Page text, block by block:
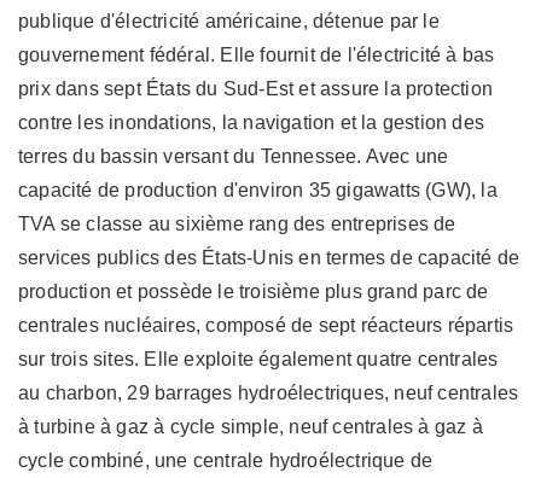
publique d'électricité américaine, détenue par le
gouvernement fédéral. Elle fournit de l'électricité à bas
prix dans sept États du Sud-Est et assure la protection
contre les inondations, la navigation et la gestion des
terres du bassin versant du Tennessee. Avec une
capacité de production d'environ 35 gigawatts (GW), la
TVA se classe au sixième rang des entreprises de
services publics des États-Unis en termes de capacité de
production et possède le troisième plus grand parc de
centrales nucléaires, composé de sept réacteurs répartis
sur trois sites. Elle exploite également quatre centrales
au charbon, 29 barrages hydroélectriques, neuf centrales
à turbine à gaz à cycle simple, neuf centrales à gaz à
cycle combiné, une centrale hydroélectrique de